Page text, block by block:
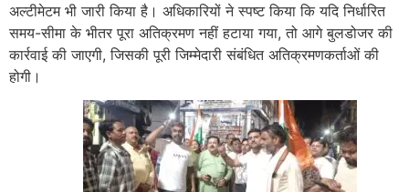
अल्टीमेटम भी जारी किया है। अधिकारियों ने स्पष्ट किया कि यदि निर्धारित
समय-सीमा के भीतर पूरा अतिक्रमण नहीं हटाया गया, तो आगे बुलडोजर की
कार्रवाई की जाएगी, जिसकी पूरी जिम्मेदारी संबंधित अतिक्रमणकर्ताओं की
होगी।